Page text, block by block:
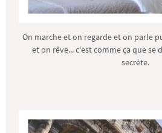
On marche et on regarde et on parle
et on rêve... c'est comme ça que se
secrète.